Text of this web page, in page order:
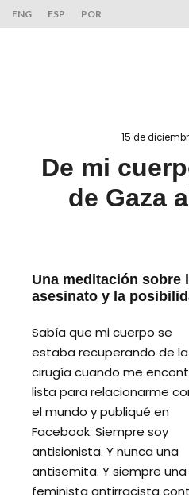
ENG ESP POR
15 de
De mi
de Gaza
Una meditación sobre
asesinato y la
Sabía que mi cuerpo se
estaba recuperando de la
cirugía cuando me
lista para relacionarme
el mundo y publiqué en
Facebook: Siempre soy
antisionista. Y nunca una
antisemita. Y siempre una
feminista antirracista